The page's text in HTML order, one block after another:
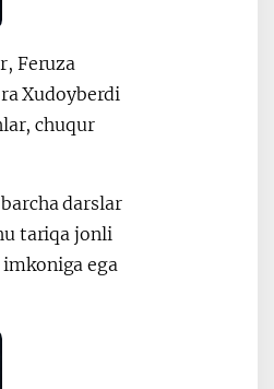
Feruza
Xudoyberdi
chuqur
darslar
tariqa jonli
ega